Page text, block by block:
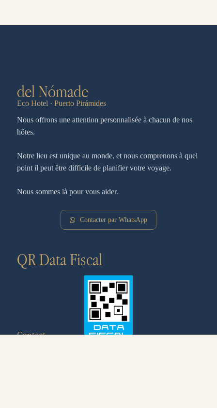
del Nómade
Eco Hotel · Puerto Pirámides
Nous offrons une attention personnalisée à chacun de nos
hôtes.
Notre lieu est unique au monde, et nous comprenons à quel
point il peut être difficile de planifier votre voyage.
Nous sommes là pour vous aider.
Contacter par WhatsApp
QR Data Fiscal
Contact